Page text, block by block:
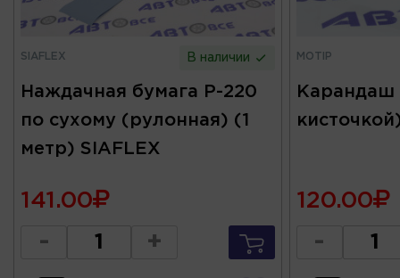
SIAFLEX В наличии
Наждачная бумага Р-220
по сухому (рулонная) (1
метр) SIAFLEX
141.00
- +
MOTIP
Карандаш
120.00
-